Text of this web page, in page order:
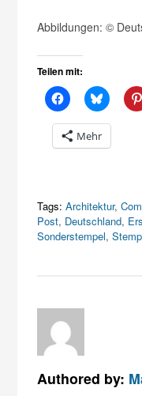
Abbildungen: ©
Teilen mit:
Mehr
Tags: Architektur,
Post, Deutschland,
Sonderstempel,
Authored by: